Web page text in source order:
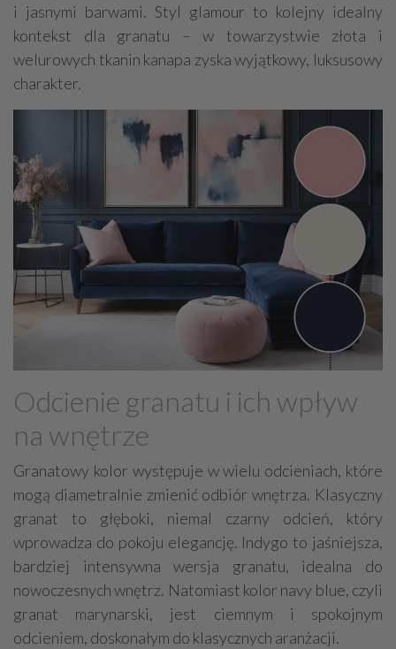
i jasnymi barwami. Styl glamour to kolejny idealny
kontekst dla granatu – w towarzystwie złota i
welurowych tkanin kanapa zyska wyjątkowy, luksusowy
charakter.
Odcienie granatu i ich wpływ
na wnętrze
Granatowy kolor występuje w wielu odcieniach, które
mogą diametralnie zmienić odbiór wnętrza. Klasyczny
granat to głęboki, niemal czarny odcień, który
wprowadza do pokoju elegancję. Indygo to jaśniejsza,
bardziej intensywna wersja granatu, idealna do
nowoczesnych wnętrz. Natomiast kolor navy blue, czyli
granat marynarski, jest ciemnym i spokojnym
odcieniem, doskonałym do klasycznych aranżacji.